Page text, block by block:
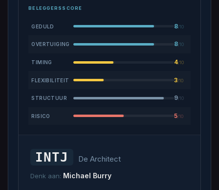
BELEGGERSSCORE
GEDULD 8/10
OVERTUIGING 8/10
TIMING 4/10
FLEXIBILITEIT 3/10
STRUCTUUR 9/10
RISICO 5/10
INTJ De Architect
Denk aan: Michael Burry